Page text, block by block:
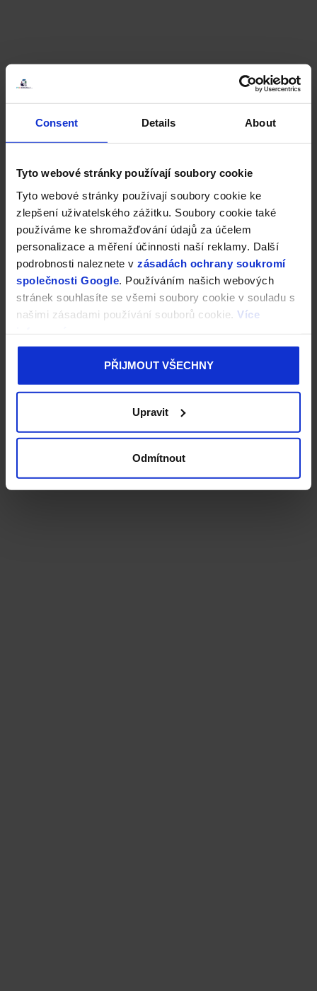
Consent Details About
Tyto webové stránky používají soubory cookie
Tyto webové stránky používají soubory cookie ke
zlepšení uživatelského zážitku. Soubory cookie také
používáme ke shromažďování údajů za účelem
personalizace a měření účinnosti naší reklamy. Další
podrobnosti naleznete v zásadách ochrany soukromí
společnosti Google . Používáním našich webových
stránek souhlasíte se všemi soubory cookie v souladu s
našimi zásadami používání souborů cookie. Více
PŘIJMOUT VŠECHNY
Upravit
Odmítnout